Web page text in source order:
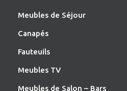
Meubles de Séjour
Canapés
Fauteuils
Meubles TV
Meubles de Salon – Bars